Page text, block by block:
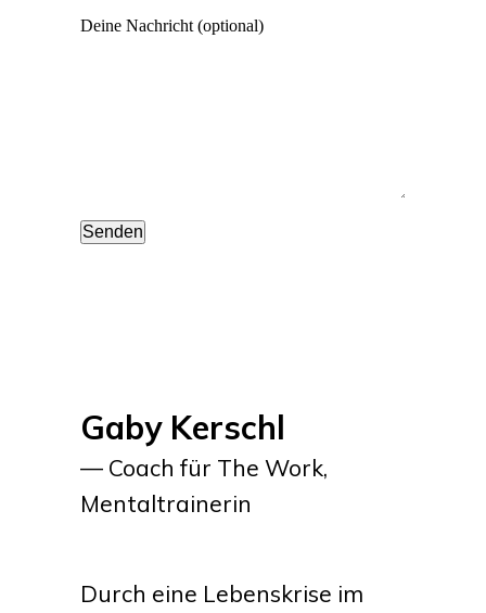
Deine Nachricht (optional)
Gaby Kerschl
— Coach für The Work,
Mentaltrainerin
Durch eine Lebenskrise im